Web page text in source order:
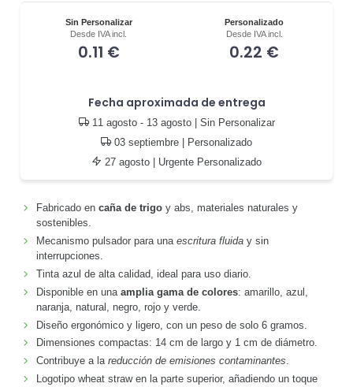
Sin Personalizar
Desde IVA incl.
0.11 €
Personalizado
Desde IVA incl.
0.22 €
Fecha aproximada de entrega
11 agosto - 13 agosto| Sin Personalizar
03 septiembre | Personalizado
27 agosto | Urgente Personalizado
Fabricado en caña de trigoy abs, materiales naturales y
sostenibles.
Mecanismo pulsador para una escritura fluiday sin
interrupciones.
Tinta azul de alta calidad, ideal para uso diario.
Disponible en una amplia gama de colores: amarillo, azul,
naranja, natural, negro, rojo y verde.
Diseño ergonómico y ligero, con un peso de solo 6 gramos.
Dimensiones compactas: 14 cm de largo y 1 cm de diámetro.
Contribuye a la reducción de emisiones contaminantes.
Logotipo wheat straw en la parte superior, añadiendo un toque